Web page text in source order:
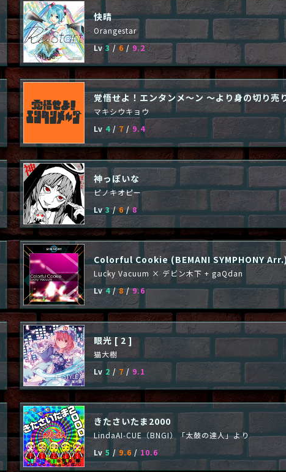
快晴
Orangestar
Lv3 /6 / 9.2
覚悟せよ！エンタンメ～ン ～より身の切り売
マキシウキョウ
Lv 4 / 7 / 9.4
神っぽいな
ピノキオピー
Lv3/6/8
Colorful Cookie (BEMANI SYMPHONY
Lucky Vacuum × デビン木下 + gaQdan
Lv4/8/9.6
眼光 [ 2 ]
猫大樹
Lv 2 / 7/ 9.1
きたさいたま2000
LindaAI-CUE（BNGI）「太鼓の達人」より
Lv 5 / 9.6 / 10.6